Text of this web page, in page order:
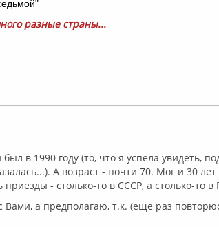
разные страны...
в 1990 году (то, что я успела увидеть,
А возраст - почти 70. Мог и 30
приезды - столько-то в СССР, а столько-то в
Вами, а предполагаю, т.к. (еще раз